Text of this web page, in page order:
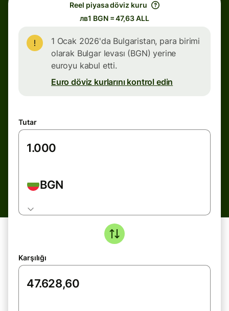
Reel piyasa döviz kuru
лв1 BGN = 47,63 ALL
1 Ocak 2026'da Bulgaristan, para birimi
olarak Bulgar levası (BGN) yerine
euroyu kabul etti.
Euro döviz kurlarını kontrol edin
Tutar
BGN
Karşılığı